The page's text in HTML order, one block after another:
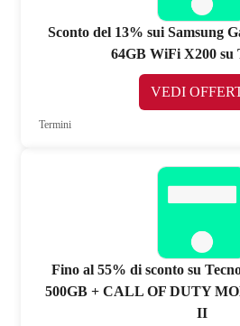
Sconto del 13% sui Samsung
64GB WiFi X200 su
VEDI
Termini
Fino al 55% di sconto su
500GB + CALL OF DUTY
II